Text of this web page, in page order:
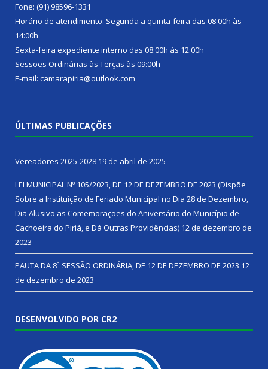
Fone: (91) 98596-1331
Horário de atendimento: Segunda a quinta-feira das 08:00h às
14:00h
Sexta-feira expediente interno das 08:00h às 12:00h
Sessões Ordinárias às Terças às 09:00h
E-mail: camarapiria@outlook.com
ÚLTIMAS PUBLICAÇÕES
Vereadores 2025-2028 19 de abril de 2025
LEI MUNICIPAL Nº 105/2023, DE 12 DE DEZEMBRO DE 2023 (Dispõe
Sobre a Instituição de Feriado Municipal no Dia 28 de Dezembro,
Dia Alusivo as Comemorações do Aniversário do Município de
Cachoeira do Piriá, e Dá Outras Providências) 12 de dezembro de
2023
PAUTA DA 8ª SESSÃO ORDINÁRIA, DE 12 DE DEZEMBRO DE 2023 12
de dezembro de 2023
DESENVOLVIDO POR CR2